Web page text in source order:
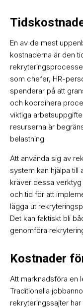
En av de mest
kostnaderna är den
som chefer, HR-
spenderar på att
och koordinera
viktiga
resurserna är
belastning.
Att använda sig av
system kan hjälpa
kräver dessa
och tid för att
lägga ut
Det kan faktiskt bli
genomföra
Kostnader
Att marknadsföra en
Traditionella
rekryteringssajter